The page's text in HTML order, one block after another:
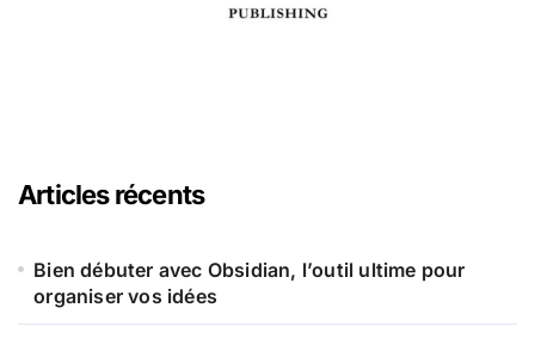
Articles récents
Bien débuter avec Obsidian, l’outil ultime pour
organiser vos idées